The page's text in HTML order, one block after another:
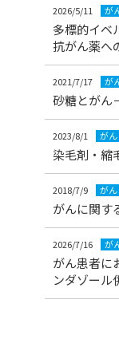
2026/5/11 が
多標的イベ
抗がん薬へ
2021/7/17 が
砂糖とがん
2023/8/1 がん
染毛剤・縮
2018/7/9 がん
がんに関す
2026/7/16 が
がん患者に
ンダゾール